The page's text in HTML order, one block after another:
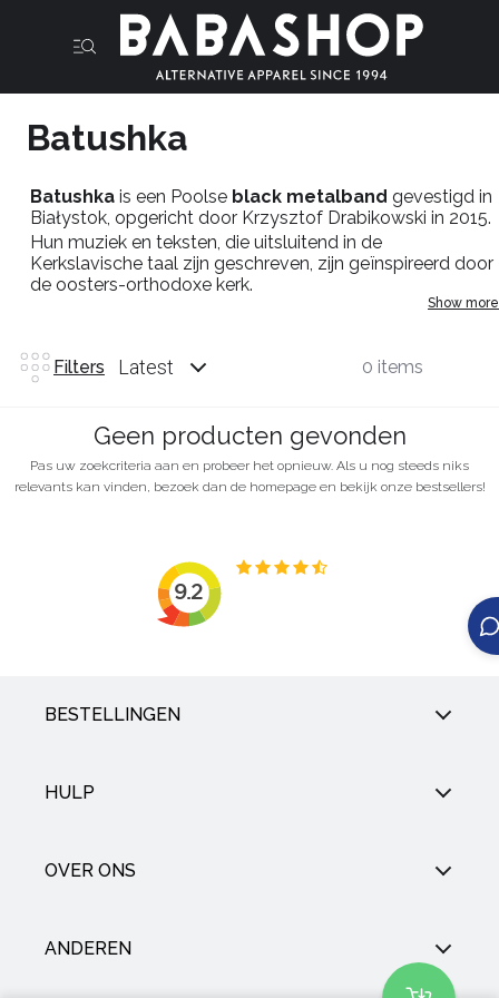
Batushka
Batushka is een Poolse black metalband gevestigd in
Białystok, opgericht door Krzysztof Drabikowski in 2015.
Hun muziek en teksten, die uitsluitend in de
Kerkslavische taal zijn geschreven, zijn geïnspireerd door
de oosters-orthodoxe kerk.
webshop of
Show more
Filters Latest 0 items
Geen producten gevonden
Pas uw zoekcriteria aan en probeer het opnieuw. Als u nog steeds niks
relevants kan vinden, bezoek dan de homepage en bekijk onze bestsellers!
BESTELLINGEN
HULP
OVER ONS
ANDEREN